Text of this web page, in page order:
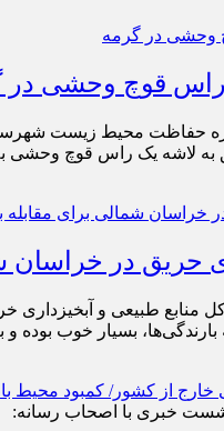
قوچ وحشی در
حفاظت محیط زیست
به لاشه یک راس قوچ وحشی
بارندگی‌ها، بسیار خوب
خبری با اصحاب رسانه: